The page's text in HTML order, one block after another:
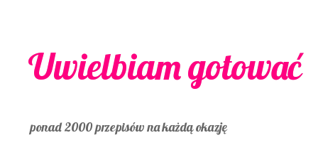
Uwielbiam gotować
ponad 2000 przepisów na każdą okazję